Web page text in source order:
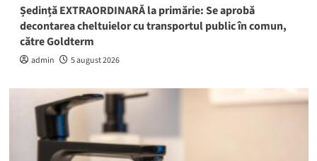
Ședință EXTRAORDINARĂ la primărie: Se aprobă
decontarea cheltuielor cu transportul public în comun,
către Goldterm
admin 5 august 2026